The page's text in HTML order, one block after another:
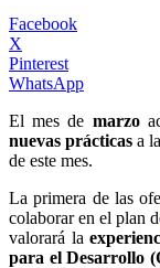
Facebook
X
Pinterest
WhatsApp
El mes de marzo
nuevas prácticas a
de este mes.
La primera de las
colaborar en el plan
valorará la
para el Desarrollo